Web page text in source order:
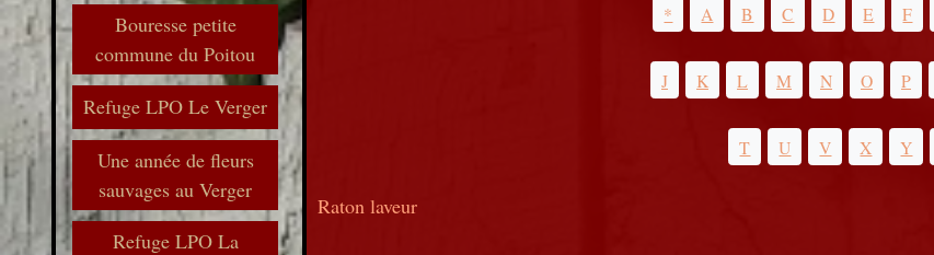
Bouresse petite
commune du Poitou
Refuge LPO Le Verger
Une année de fleurs
sauvages au Verger
Refuge LPO La
* A B C D E F
J K L M N O P
T U V X Y
Raton laveur